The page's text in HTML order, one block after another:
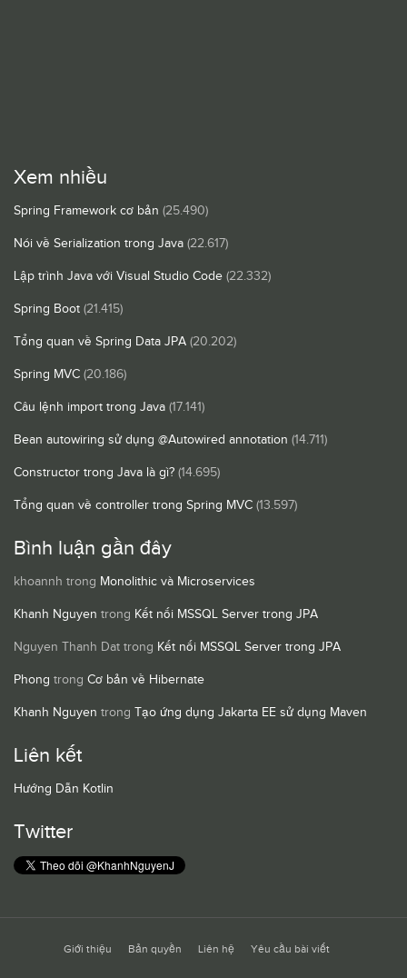
Xem nhiều
Spring Framework cơ bản (25.490)
Nói về Serialization trong Java (22.617)
Lập trình Java với Visual Studio Code (22.332)
Spring Boot (21.415)
Tổng quan về Spring Data JPA (20.202)
Spring MVC (20.186)
Câu lệnh import trong Java (17.141)
Bean autowiring sử dụng @Autowired annotation (14.711)
Constructor trong Java là gì? (14.695)
Tổng quan về controller trong Spring MVC (13.597)
Bình luận gần đây
khoannh trong Monolithic và Microservices
Khanh Nguyen trong Kết nối MSSQL Server trong JPA
Nguyen Thanh Dat trong Kết nối MSSQL Server trong JPA
Phong trong Cơ bản về Hibernate
Khanh Nguyen trong Tạo ứng dụng Jakarta EE sử dụng Maven
Liên kết
Hướng Dẫn Kotlin
Twitter
Giới thiệu Bản quyền Liên hệ Yêu cầu bài viết